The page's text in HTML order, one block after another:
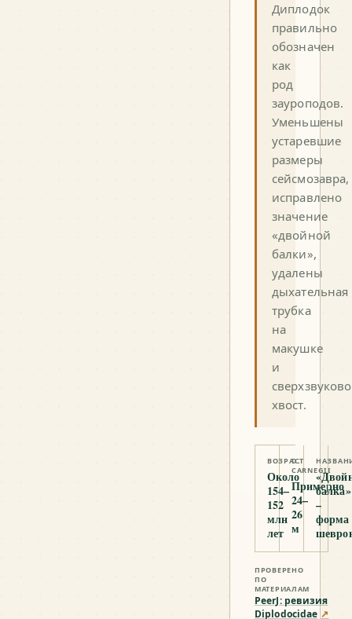
Диплодок
правильно
обозначен
как
род
зауроподов.
Уменьшены
устаревшие
размеры
сейсмозавра,
исправлено
значение
«двойной
балки»,
удалены
дыхательная
трубка
на
макушке
и
хвост.
ВОЗРАСТ
Около
154–
152
млн
лет
D.
CARNEGII
Примерно
24–
26
м
балка»
–
форма
ПРОВЕРЕНО
ПО
МАТЕРИАЛАМ
PeerJ: ревизия
Diplodocidae ↗